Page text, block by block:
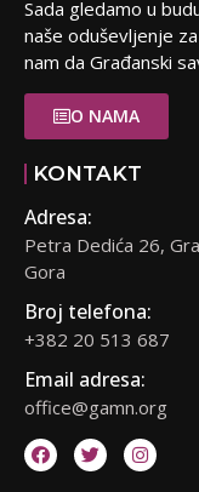
Sada gledamo u
naše oduševljenje
nam da Građanski
O NAMA
KONTAKT
Adresa:
Petra Dedića 26,
Gora
Broj telefona:
+382 20 513 687
Email adresa:
office@gamn.org